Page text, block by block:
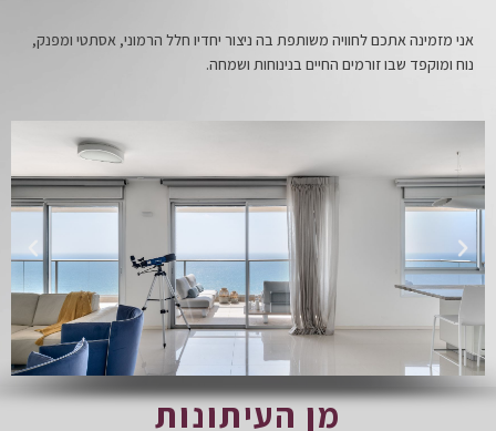
אני מזמינה אתכם לחוויה משותפת בה ניצור יחדיו חלל הרמוני, אסתטי ומפנק,
נוח ומוקפד שבו זורמים החיים בנינוחות ושמחה.
מן העיתונות